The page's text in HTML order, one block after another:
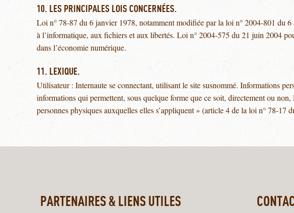
10. LES PRINCIPALES LOIS CONCERNÉES.
Loi n° 78-87 du 6 janvier 1978, notamment modifiée par la loi n° 2004-801 du 6
à l’informatique, aux fichiers et aux libertés. Loi n° 2004-575 du 21 juin 2004
dans l’économie numérique.
11. LEXIQUE.
Utilisateur : Internaute se connectant, utilisant le site susnommé. Informations
informations qui permettent, sous quelque forme que ce soit, directement ou
personnes physiques auxquelles elles s’appliquent » (article 4 de la loi n° 78-17
PARTENAIRES & LIENS UTILES